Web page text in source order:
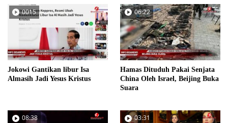
0015
Jokowi Gantikan libur Isa
Almasih Jadi Yesus Kristus
06:22
Hamas Dituduh Pakai Senjata
China Oleh Israel, Beijing Buka
Suara
08:38 03:31